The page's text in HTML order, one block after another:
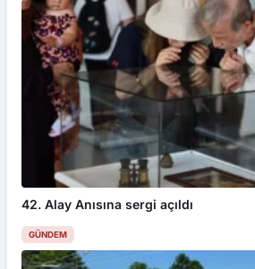
42. Alay Anısına sergi açıldı
GÜNDEM